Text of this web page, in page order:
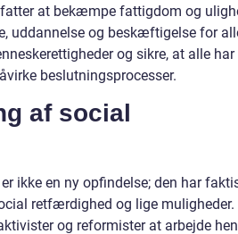
at bekæmpe fattigdom og
uddannelse og beskæftigelse for
og sikre, at alle har
beslutningsprocesser.
af social
ikke en ny opfindelse; den har
retfærdighed og lige muligheder.
og reformister at arbejde